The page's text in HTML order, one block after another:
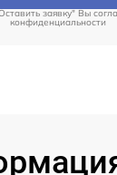
заявку" Вы
конфиденциальности